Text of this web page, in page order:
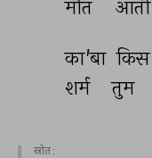
मौत
आती
का'बा किस
शर्म
तुम
स्रोत :